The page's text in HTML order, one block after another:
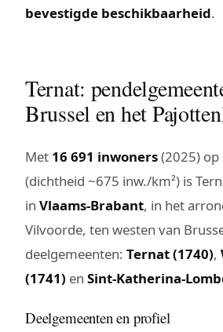
bevestigde beschikbaarheid.
Ternat:
Brussel en het
Met 16 691 inwoners(2025) op
(dichtheid ~675 inw./km²) is
in Vlaams-Brabant, in het
Vilvoorde, ten westen van
deelgemeenten: Ternat (1740),
(1741) en Sint-Katherina-
Deelgemeenten en profiel